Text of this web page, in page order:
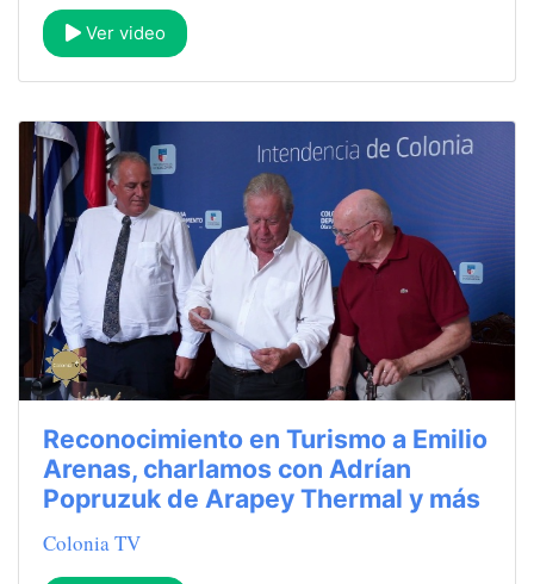
Ver video
Reconocimiento en Turismo a Emilio
Arenas, charlamos con Adrían
Popruzuk de Arapey Thermal y más
Colonia TV